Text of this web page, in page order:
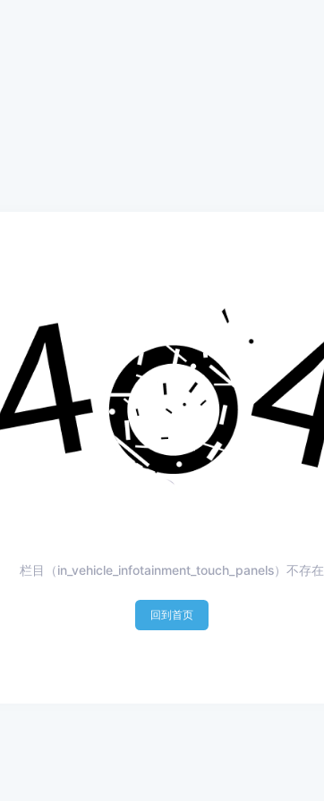
栏目（in_vehicle_infotainment_touch_panels）不存在
回到首页